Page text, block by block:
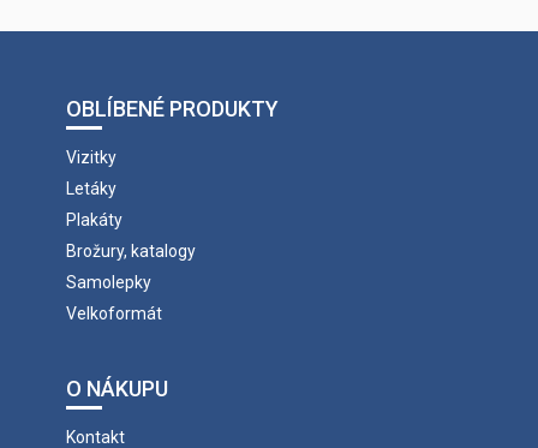
OBLÍBENÉ PRODUKTY
Vizitky
Letáky
Plakáty
Brožury, katalogy
Samolepky
Velkoformát
O NÁKUPU
Kontakt